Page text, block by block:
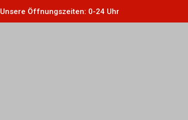
Unsere Öffnungszeiten: 0-24 Uhr